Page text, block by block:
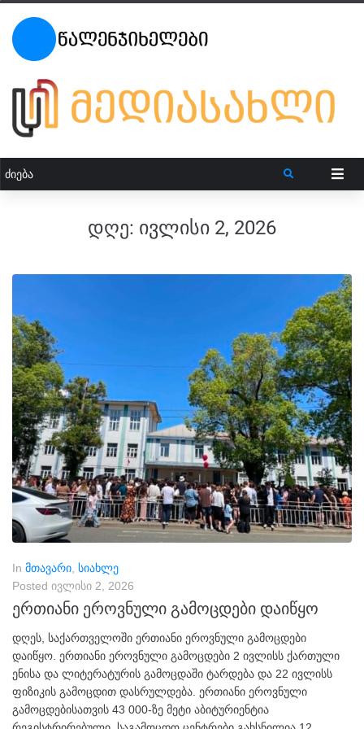
დღე: ივლისი 2, 2026
In მთავარი სიახლე
Posted ივლისი 2, 2026
ერთიანი ეროვნული გამოცდები დაიწყო
დღეს, საქართველოში ერთიანი ეროვნული გამოცდები
დაიწყო. ერთიანი ეროვნული გამოცდები 2 ივლისს ქართული
ენისა და ლიტერატურის გამოცდაში ტარდება და 22 ივლისს
ფიზიკის გამოცდით დასრულდება. ერთიანი ეროვნული
გამოცდებისათვის 43 000-ზე მეტი აბიტურიენტია